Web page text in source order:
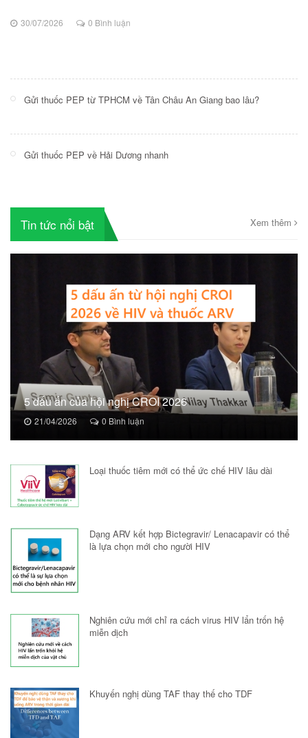
30/07/2026 0 Bình luận
Gửi thuốc PEP từ TPHCM về Tân Châu An Giang bao lâu?
Gửi thuốc PEP về Hải Dương nhanh
Tin tức nổi bật Xem thêm
5 dấu ấn của hội nghị CROI 2026
21/04/2026 0 Bình luận
Loại thuốc tiêm mới có thể ức chế HIV lâu dài
Dạng ARV kết hợp Bictegravir/ Lenacapavir có thể
là lựa chọn mới cho người HIV
Nghiên cứu mới chỉ ra cách virus HIV lẩn trốn hệ
miễn dịch
Khuyến nghị dùng TAF thay thế cho TDF